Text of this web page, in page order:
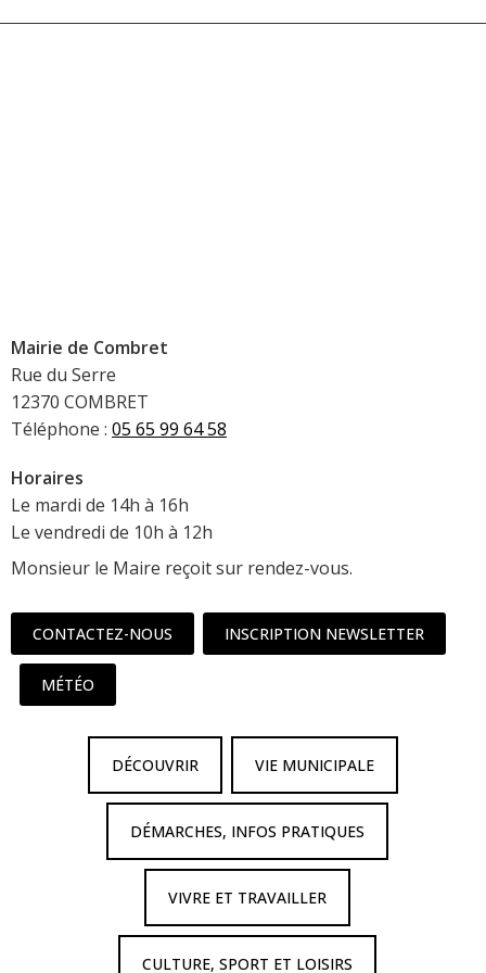
Mairie de Combret
Rue du Serre
12370 COMBRET
Téléphone : 05 65 99 64 58
Horaires
Le mardi de 14h à 16h
Le vendredi de 10h à 12h
Monsieur le Maire reçoit sur rendez-vous.
CONTACTEZ-NOUS INSCRIPTION NEWSLETTER
MÉTÉO
DÉCOUVRIR VIE MUNICIPALE
DÉMARCHES, INFOS PRATIQUES
VIVRE ET TRAVAILLER
CULTURE, SPORT ET LOISIRS